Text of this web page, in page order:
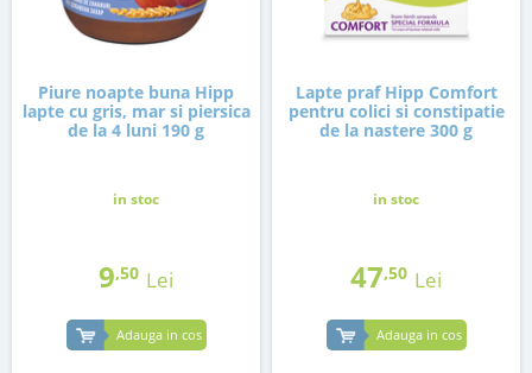
Piure noapte buna Hipp
lapte cu gris, mar si piersica
de la 4 luni 190 g
in stoc
9,50 Lei
Adauga in cos
Lapte praf Hipp Comfort
pentru colici si constipatie
de la nastere 300 g
in stoc
47,50 Lei
Adauga in cos